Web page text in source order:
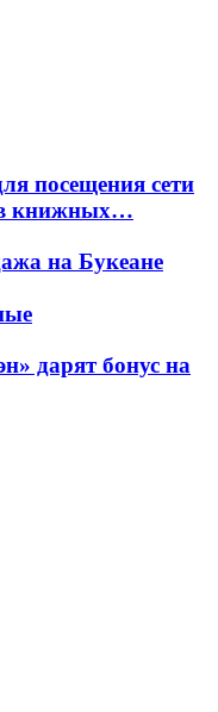
посещения сети
в книжных…
на Букеане
дарят бонус на